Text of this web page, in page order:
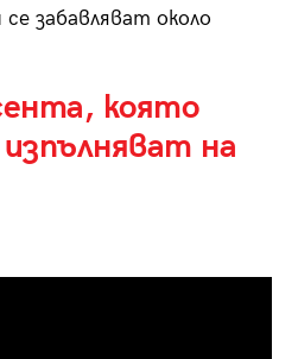
забавляват около
която
на